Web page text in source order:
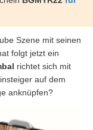
Szene mit seinen
folgt jetzt ein
richtet sich mit
auf dem
anknüpfen?